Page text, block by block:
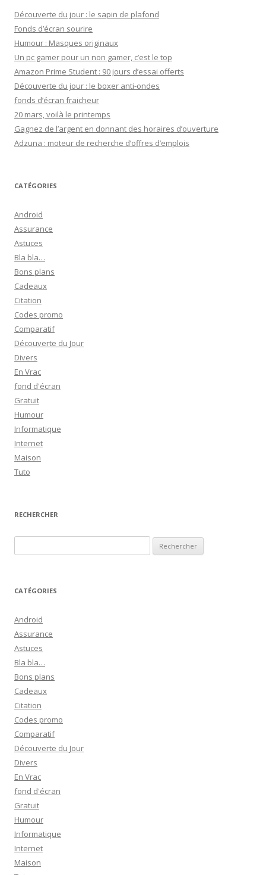
Découverte du jour : le sapin de plafond
Fonds d’écran sourire
Humour : Masques originaux
Un pc gamer pour un non gamer, c’est le top
Amazon Prime Student : 90 jours d’essai offerts
Découverte du jour : le boxer anti-ondes
fonds d’écran fraicheur
20 mars, voilà le printemps
Gagnez de l’argent en donnant des horaires d’ouverture
Adzuna : moteur de recherche d’offres d’emplois
CATÉGORIES
Android
Assurance
Astuces
Bla bla…
Bons plans
Cadeaux
Citation
Codes promo
Comparatif
Découverte du Jour
Divers
En Vrac
fond d'écran
Gratuit
Humour
Informatique
Internet
Maison
Tuto
RECHERCHER
e
h
r
c
h
e
r
:
CATÉGORIES
Android
Assurance
Astuces
Bla bla…
Bons plans
Cadeaux
Citation
Codes promo
Comparatif
Découverte du Jour
Divers
En Vrac
fond d'écran
Gratuit
Humour
Informatique
Internet
Maison